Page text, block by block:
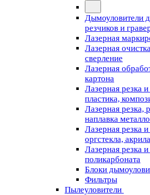
Дымоуловители
резчиков и
Лазерная
Лазерная
сверление
Лазерная
картона
Лазерная резка
пластика,
Лазерная резка,
наплавка
Лазерная резка
оргстекла, акрила
Лазерная резка
поликарбоната
Блоки
Фильтры
Пылеуловители